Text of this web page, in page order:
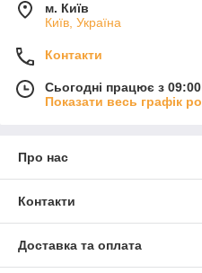
м. Київ
Київ, Україна
Контакти
Сьогодні працює з
Показати весь графік
Про нас
Контакти
Доставка та оплата